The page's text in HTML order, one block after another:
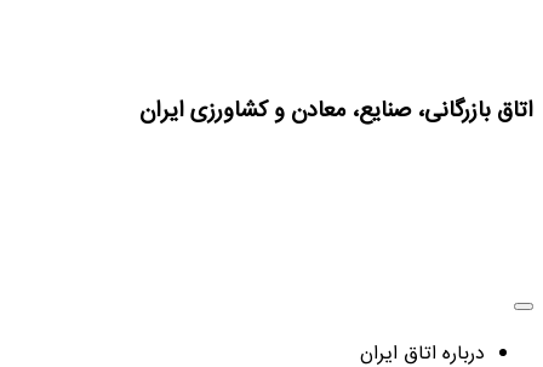
اتاق بازرگانی، صنایع، معادن و کشاورزی ایران
درباره اتاق ایران